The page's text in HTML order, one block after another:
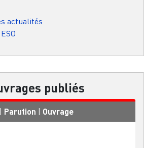
actualités
publiés
| Parution | Ouvrage